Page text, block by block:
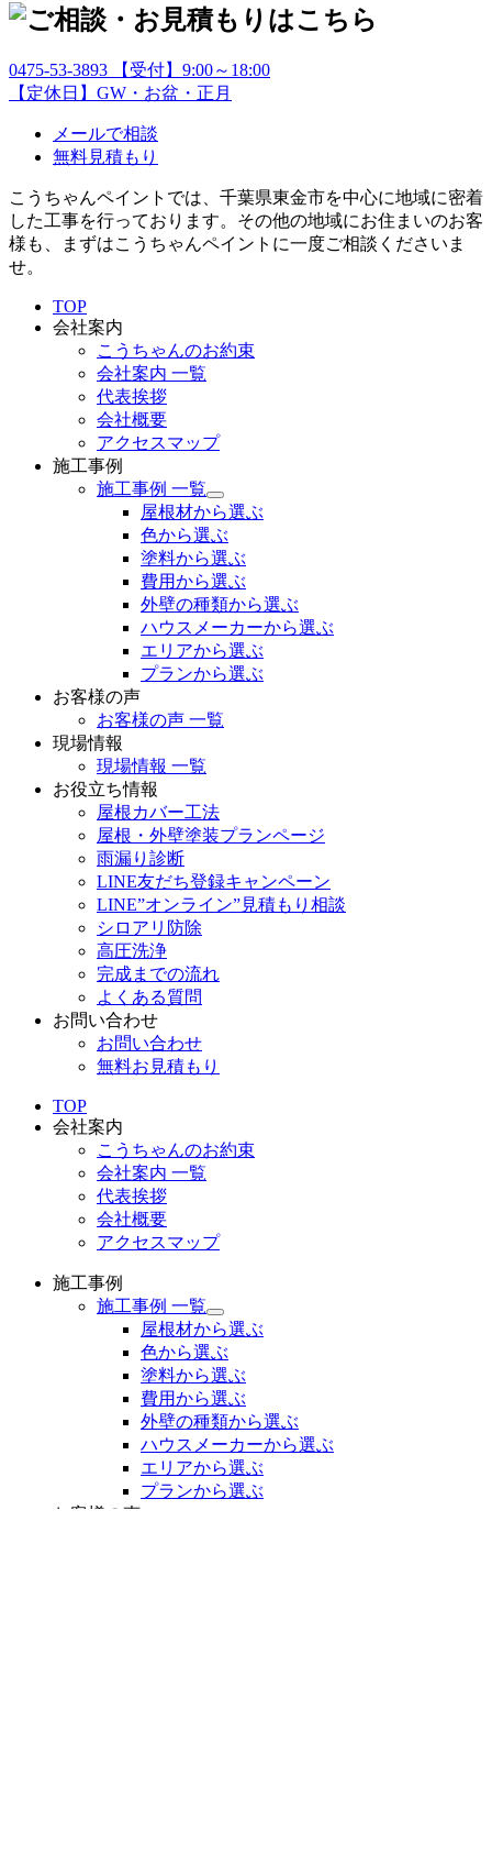
0475-53-3893
【受付】9:00～18:00
【定休日】GW・お盆・正月
メールで相談
無料見積もり
こうちゃんペイントでは、千葉県東金市を中心に地域に密着
した工事を行っております。その他の地域にお住まいのお客
様も、まずはこうちゃんペイントに一度ご相談くださいま
せ。
TOP
会社案内
こうちゃんのお約束
会社案内 一覧
代表挨拶
会社概要
アクセスマップ
施工事例
施工事例 一覧
サ
ブ
メ
ニ
ュ
ー
展
開
屋根材から選ぶ
色から選ぶ
塗料から選ぶ
費用から選ぶ
外壁の種類から選ぶ
ハウスメーカーから選ぶ
エリアから選ぶ
プランから選ぶ
お客様の声
お客様の声 一覧
現場情報
現場情報 一覧
お役立ち情報
屋根カバー工法
屋根・外壁塗装プランページ
雨漏り診断
LINE友だち登録キャンペーン
LINE”オンライン”見積もり相談
シロアリ防除
高圧洗浄
完成までの流れ
よくある質問
お問い合わせ
お問い合わせ
無料お見積もり
TOP
会社案内
こうちゃんのお約束
会社案内 一覧
代表挨拶
会社概要
アクセスマップ
施工事例
施工事例 一覧
サ
ブ
メ
ニ
ュ
ー
展
開
屋根材から選ぶ
色から選ぶ
塗料から選ぶ
費用から選ぶ
外壁の種類から選ぶ
ハウスメーカーから選ぶ
エリアから選ぶ
プランから選ぶ
お客様の声